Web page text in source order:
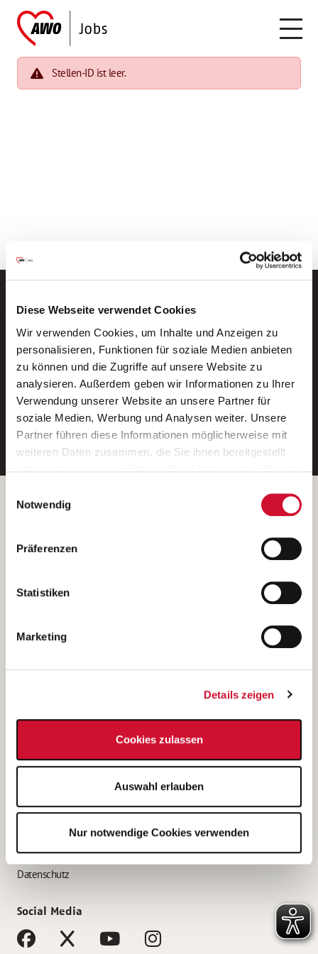
Diese Webseite verwendet Cookies
Wir verwenden Cookies, um Inhalte und Anzeigen zu
personalisieren, Funktionen für soziale Medien anbieten
zu können und die Zugriffe auf unsere Website zu
analysieren. Außerdem geben wir Informationen zu Ihrer
Verwendung unserer Website an unsere Partner für
soziale Medien, Werbung und Analysen weiter. Unsere
Partner führen diese Informationen möglicherweise mit
weiteren Daten zusammen, die Sie ihnen bereitgestellt
Wenn Sie auf „Cookies zulassen“ klicken, so stimmen
Sie der Speicherung sämtlicher Cookies zu. Sie können
Ihre Einwilligung selbstverständlich jederzeit widerrufen,
indem Sie die Cookie-Einstellungen aufrufen und diese
unsererDatenschutzerklärung
Notwendig
Präferenzen
Statistiken
Marketing
Details zeigen
Cookies zulassen
Auswahl erlauben
Nur notwendige Cookies verwenden
Stellen-ID ist leer.
Neue Stellen per E-Mail.
Ein kostenloser Service von AWO
Jobs.
E-Mail-Adresse eintragen
Betreiber der Webseite
Kantstraße 45a
(Ein Tochterunternehmen des AWO Bezirksverbandes Unterfranken
e.V.)
Bewerbung als Altenpflegehelfer*in
Bewerbung als Erzieher*in
AWO Gliederungen nach Bundesland
Impressum
Datenschutz
Social Media